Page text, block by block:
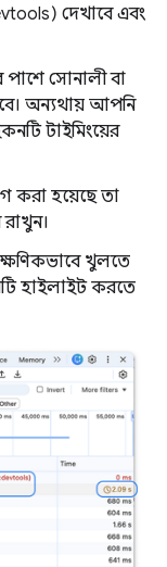
দেখাবে এবং
পাশে সোনালী বা
অন্যথায় আপনি
টাইমিংয়ের
করা হয়েছে তা
খুলতে
হাইলাইট করতে